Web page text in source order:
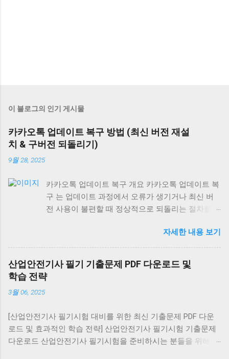
이 블로그의 인기 게시물
카카오톡 업데이트 복구 방법 (최신 버전 재설
치 & 구버전 되돌리기)
9월 28, 2025
카카오톡 업데이트 복구 개요 카카오톡 업데이트 복
구 는 업데이트 과정에서 오류가 생기거나 최신 버
전 사용이 불편할 때 정상적으로 되돌리는 절차를
하지만, 구버전 복구는 안드로이드에서만 제한적으
로 가능하며 iOS와 PC는 불가능합니다. 안드로이드
에서 카카오톡 업데이트 복구 최신 버전 재설치: 구
글 플레이 스토어 → 카카오톡 검색 → [삭제] → [다
경로 사용을 권장 대화 내역 유지: 설치 전 카카오톡
백업 을 통해 데이터를 저장하세요. 아이폰(iOS)에서
카카오톡 업데이트 복구 구버전 복구 불가능 (앱스
자세한 내용 보기
산업안전기사 필기 기출문제 PDF 다운로드 및
학습 전략
3월 06, 2025
[산업안전기사 필기시험 대비를 위한 최신 기출문제 PDF 다운
로드 및 효과적인 학습 전략] 산업안전기사 필기시험 기출문제
다운로드 산업안전기사 필기시험을 준비하시는 분들을 위해 최